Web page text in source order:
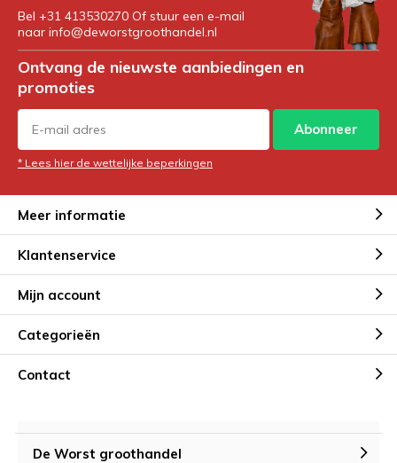
Bel +31 413530270 Of stuur een e-mail
naar info@deworstgroothandel.nl
Ontvang de nieuwste aanbiedingen en
promoties
Abonneer
* Lees hier de wettelijke beperkingen
Meer informatie
Klantenservice
Mijn account
Categorieën
Contact
De Worst groothandel